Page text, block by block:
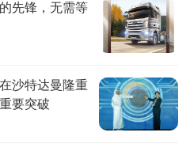
先锋，无需等
沙特达曼隆重
要突破